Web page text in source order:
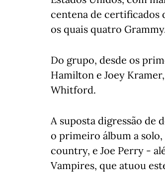
centena de certificados
os quais quatro
Do grupo, desde os
Hamilton e Joey
Whitford.
A suposta digressão de
o primeiro álbum a solo,
country, e Joe Perry -
Vampires, que atuou